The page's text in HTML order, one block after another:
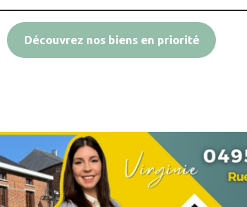
Découvrez nos biens en priorité